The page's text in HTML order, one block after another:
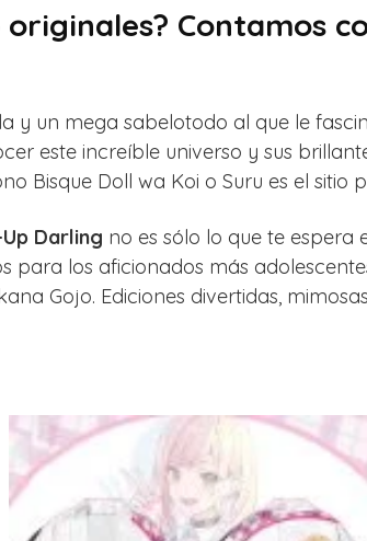
Contamos
y un mega sabelotodo al que le
este increíble universo y sus
Bisque Doll wa Koi o Suru es el sitio
Darling no es sólo lo que te espera
los aficionados más
Gojo. Ediciones divertidas,